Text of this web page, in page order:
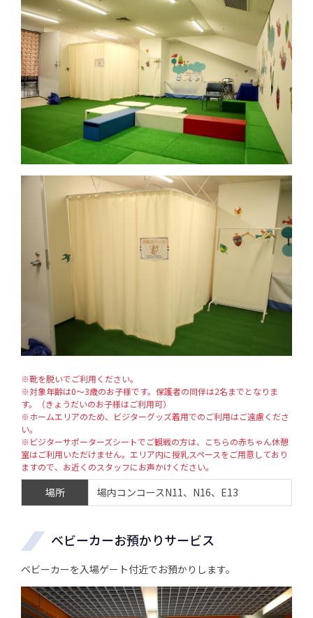
※靴を脱いでご利用ください。
※対象年齢は0～3歳のお子様です。保護者の同伴は2名までとなりま
す。（きょうだいのお子様はご利用可）
※ホームエリアのため、ビジターグッズ着用でのご利用はご遠慮くださ
い。
※ビジターサポーターズシートでご観戦の方は、こちらの赤ちゃん休憩
室はご利用いただけません。エリア内に授乳スペースをご用意しており
ますので、お近くのスタッフにお声かけください。
場所 場内コンコースN11、N16、E13
ベビーカーお預かりサービス
ベビーカーを入場ゲート付近でお預かりします。